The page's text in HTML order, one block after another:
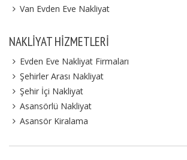
Van Evden Eve Nakliyat
NAKLIYAT HIZMETLERI
Evden Eve Nakliyat Firmaları
Şehirler Arası Nakliyat
Şehir İçi Nakliyat
Asansörlü Nakliyat
Asansör Kiralama